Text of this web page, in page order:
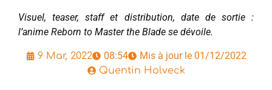
Visuel, teaser, staff et distribution, date de sortie :
l’anime Reborn to Master the Blade se dévoile.
9 Mar, 2022 08:54 Mis à jour le 01/12/2022
Quentin Holveck